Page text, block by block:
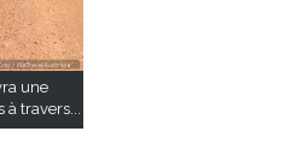
une
travers...